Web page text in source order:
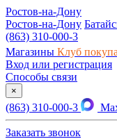
Ростов-на-Дону
Ростов-на-Дону
(863) 310-000-3
Магазины Клуб
Вход или регистрация
Способы связи
×
(863) 310-000-3
Заказать звонок